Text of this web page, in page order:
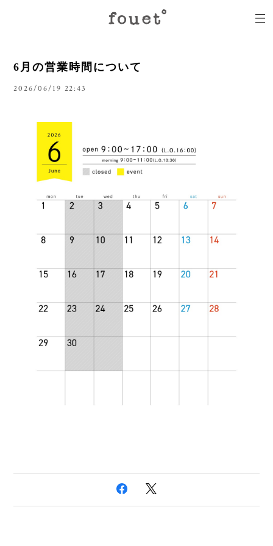
6月の営業時間について
2026/06/19 22:43